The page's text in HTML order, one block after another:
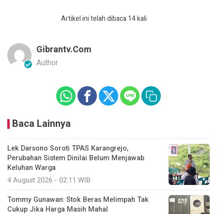
Artikel ini telah dibaca 14 kali
Gibrantv.com
Author
Baca Lainnya
Lek Darsono Soroti TPAS Karangrejo,
Perubahan Sistem Dinilai Belum Menjawab
Keluhan Warga
4 August 2026 - 02:11 WIB
Tommy Gunawan: Stok Beras Melimpah Tak
Cukup Jika Harga Masih Mahal